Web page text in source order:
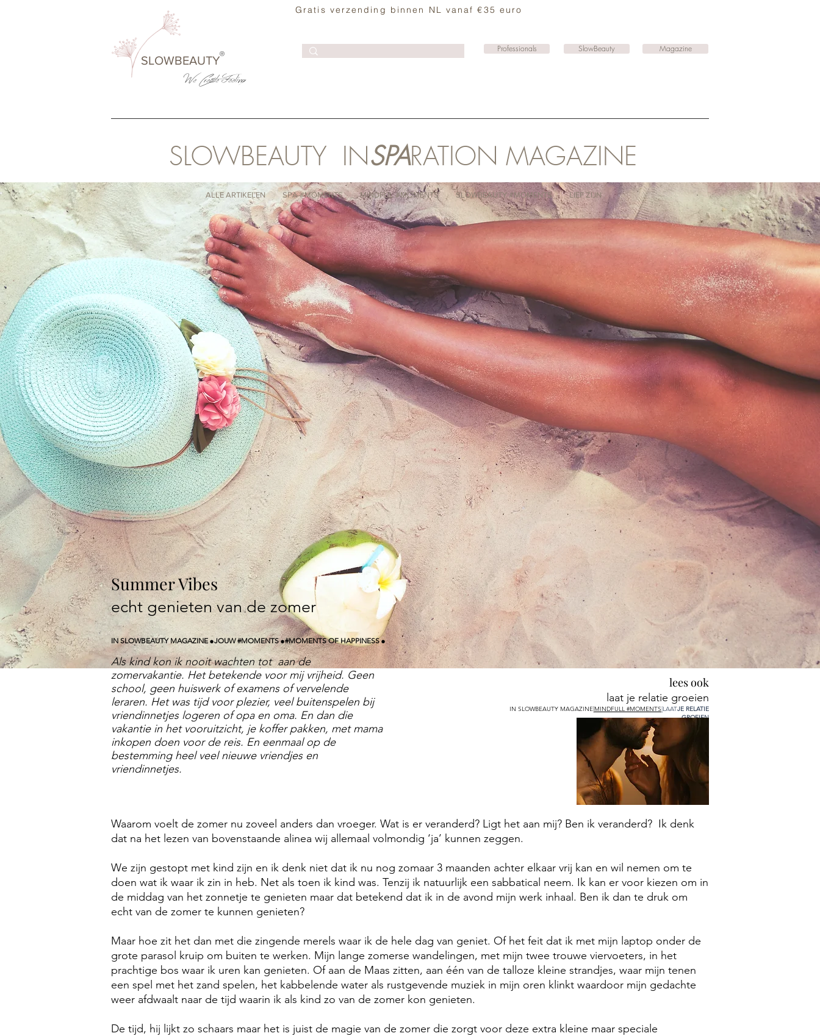
SLOWBEAUTY
We CreateFeeling
®
Gratis verzending binnen NL vanaf €35 euro
Professionals SlowBeauty Magazine
SLOWBEAUTY INSPARATION MAGAZINE
ALLE ARTIKELEN SPA #MOMENTS MINDFUL #MOMENTS SLOWBEAUTY #MOMENTS LIEF ZIJN
Summer Vibes
echt genieten van de zomer
IN SLOWBEAUTY MAGAZINE.JOUW #MOMENTS.#MOMENTS OF HAPPINESS.
Als kind kon ik nooit wachten tot aan de
zomervakantie. Het betekende voor mij vrijheid. Geen
school, geen huiswerk of examens of vervelende
leraren. Het was tijd voor plezier, veel buitenspelen bij
vriendinnetjes logeren of opa en oma. En dan die
vakantie in het vooruitzicht, je koffer pakken, met mama
inkopen doen voor de reis. En eenmaal op de
bestemming heel veel nieuwe vriendjes en
vriendinnetjes.
Waarom voelt de zomer nu zoveel anders dan vroeger. Wat is er veranderd? Ligt het aan mij? Ben ik veranderd? Ik denk
dat na het lezen van bovenstaande alinea wij allemaal volmondig ‘ja’ kunnen zeggen.
We zijn gestopt met kind zijn en ik denk niet dat ik nu nog zomaar 3 maanden achter elkaar vrij kan en wil nemen om te
doen wat ik waar ik zin in heb. Net als toen ik kind was. Tenzij ik natuurlijk een sabbatical neem. Ik kan er voor kiezen om in
de middag van het zonnetje te genieten maar dat betekend dat ik in de avond mijn werk inhaal. Ben ik dan te druk om
echt van de zomer te kunnen genieten?
Maar hoe zit het dan met die zingende merels waar ik de hele dag van geniet. Of het feit dat ik met mijn laptop onder de
grote parasol kruip om buiten te werken. Mijn lange zomerse wandelingen, met mijn twee trouwe viervoeters, in het
prachtige bos waar ik uren kan genieten. Of aan de Maas zitten, aan één van de talloze kleine strandjes, waar mijn tenen
een spel met het zand spelen, het kabbelende water als rustgevende muziek in mijn oren klinkt waardoor mijn gedachte
weer afdwaalt naar de tijd waarin ik als kind zo van de zomer kon genieten.
De tijd, hij lijkt zo schaars maar het is juist de magie van de zomer die zorgt voor deze extra kleine maar speciale
lees ook
laat je relatie groeien
IN SLOWBEAUTY MAGAZINE|MINDFULL #MOMENTS|LAATJE RELATIE
GROEIEN